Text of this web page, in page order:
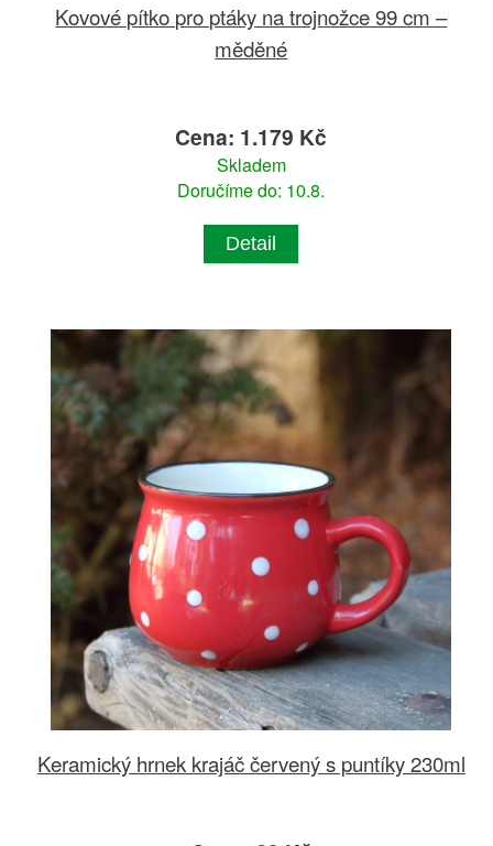
Kovové pítko pro ptáky na trojnožce 99 cm –
měděné
Cena: 1.179 Kč
Skladem
Doručíme do: 10.8.
Detail
Keramický hrnek krajáč červený s puntíky 230ml